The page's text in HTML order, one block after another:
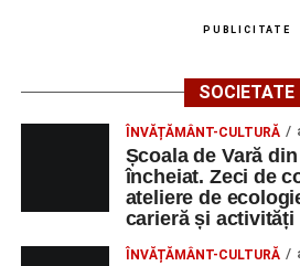
PUBLICITATE
SOCIETATE
ÎNVĂȚĂMÂNT-CULTURĂ
Școala de Vară
încheiat. Zeci de
ateliere de
carieră și activități
ÎNVĂȚĂMÂNT-CULTURĂ